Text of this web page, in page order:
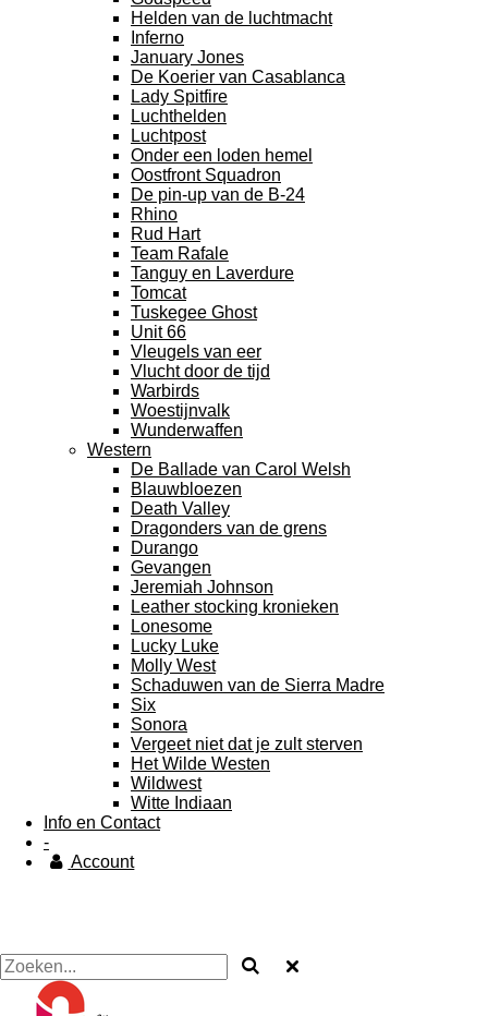
Helden van de luchtmacht
Inferno
January Jones
De Koerier van Casablanca
Lady Spitfire
Luchthelden
Luchtpost
Onder een loden hemel
Oostfront Squadron
De pin-up van de B-24
Rhino
Rud Hart
Team Rafale
Tanguy en Laverdure
Tomcat
Tuskegee Ghost
Unit 66
Vleugels van eer
Vlucht door de tijd
Warbirds
Woestijnvalk
Wunderwaffen
Western
De Ballade van Carol Welsh
Blauwbloezen
Death Valley
Dragonders van de grens
Durango
Gevangen
Jeremiah Johnson
Leather stocking kronieken
Lonesome
Lucky Luke
Molly West
Schaduwen van de Sierra Madre
Six
Sonora
Vergeet niet dat je zult sterven
Het Wilde Westen
Wildwest
Witte Indiaan
Info en Contact
-
Account